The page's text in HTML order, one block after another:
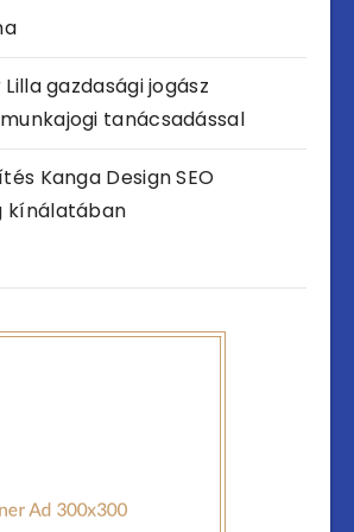
gazdasági jogász
tanácsadással
Kanga Design SEO
kínálatában